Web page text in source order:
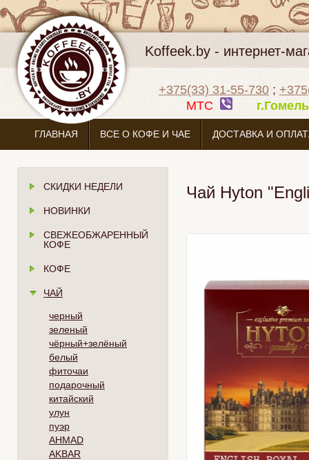
Koffeek.by - интернет-
+375(33) 31-55-730 ;
МТС
ГЛАВНАЯ ВСЕ О КОФЕ И ЧАЕ ДОСТАВКА И
СКИДКИ НЕДЕЛИ
НОВИНКИ
СВЕЖЕОБЖАРЕННЫЙ
КОФЕ
КОФЕ
ЧАЙ
черный
зеленый
чёрный+зелёный
белый
фиточаи
подарочный
китайский
улун
пуэр
AHMAD
AKBAR
Чай Hyton